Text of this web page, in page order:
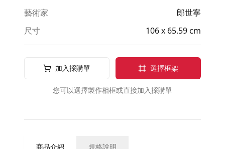
藝術家
郎世寧
尺寸
106 x 65.59 cm
加入採購單 選擇框架
您可以選擇製作相框或直接加入採購單
商品介紹 規格說明